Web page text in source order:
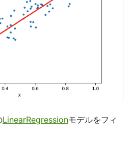
LinearRegressionモデルをフィ